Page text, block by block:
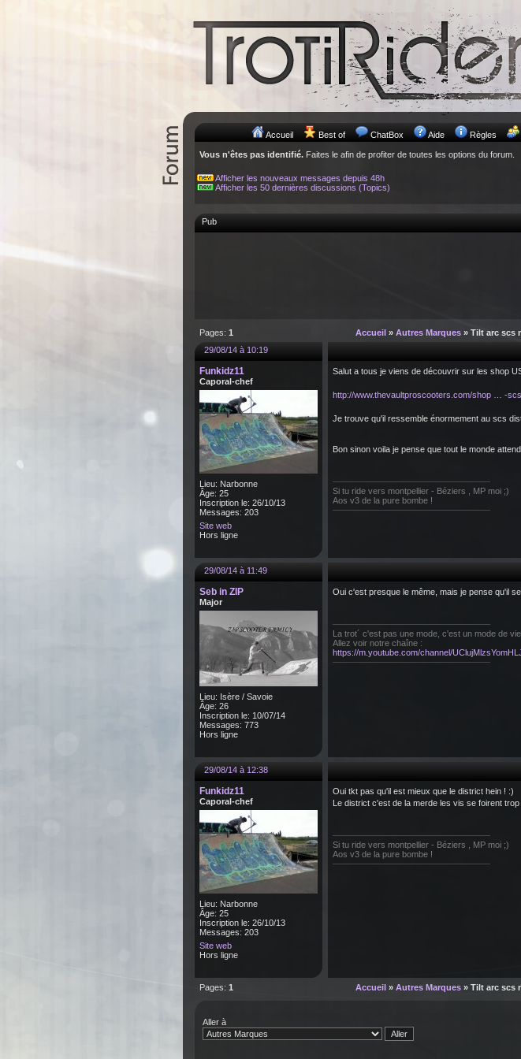
Accueil Best of ChatBox Aide Règles
Vous n'êtes pas identifié. Faites le afin de profiter de toutes les options du forum.
Afficher les nouveaux messages depuis 48h
Afficher les 50 dernières discussions (Topics)
Pub
Pages: 1 Accueil » Autres Marques » Tilt arc scs
29/08/14 à 10:19
Funkidz11
Caporal-chef
Lieu: Narbonne
Âge: 25
Inscription le: 26/10/13
Messages: 203
Site web
Hors ligne
Salut a tous je viens de découvrir sur les shop
http://www.thevaultproscooters.com/shop … -
Je trouve qu'il ressemble énormement au scs
Bon sinon voila je pense que tout le monde
Si tu ride vers montpellier - Béziers , MP moi ;)
Aos v3 de la pure bombe !
29/08/14 à 11:49
Seb in ZIP
Major
Lieu: Isère / Savoie
Âge: 26
Inscription le: 10/07/14
Messages: 773
Hors ligne
Oui c'est presque le même, mais je pense qu'il
La trot´ c'est pas une mode, c'est un mode de vie
Allez voir notre chaîne :
https://m.youtube.com/channel/
29/08/14 à 12:38
Funkidz11
Caporal-chef
Lieu: Narbonne
Âge: 25
Inscription le: 26/10/13
Messages: 203
Site web
Hors ligne
Oui tkt pas qu'il est mieux que le district hein ! :)
Le district c'est de la merde les vis se foirent trop
Si tu ride vers montpellier - Béziers , MP moi ;)
Aos v3 de la pure bombe !
Pages: 1 Accueil » Autres Marques » Tilt arc scs
Aller à